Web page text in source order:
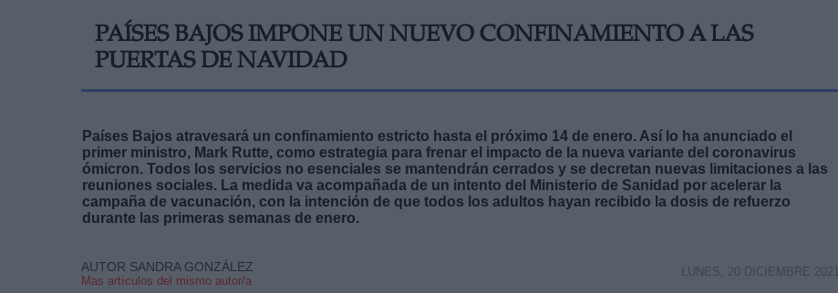
PAÍSES BAJOS IMPONE UN NUEVO CONFINAMIENTO A LAS
PUERTAS DE NAVIDAD
Países Bajos atravesará un confinamiento estricto hasta el próximo 14 de enero. Así lo ha anunciado el
primer ministro, Mark Rutte, como estrategia para frenar el impacto de la nueva variante del coronavirus
ómicron. Todos los servicios no esenciales se mantendrán cerrados y se decretan nuevas limitaciones a las
reuniones sociales. La medida va acompañada de un intento del Ministerio de Sanidad por acelerar la
campaña de vacunación, con la intención de que todos los adultos hayan recibido la dosis de refuerzo
durante las primeras semanas de enero.
AUTOR SANDRA GONZÁLEZ
Mas artículos del mismo autor/a
LUNES, 20 DICIEMBRE 2021
link
Información adicional
link